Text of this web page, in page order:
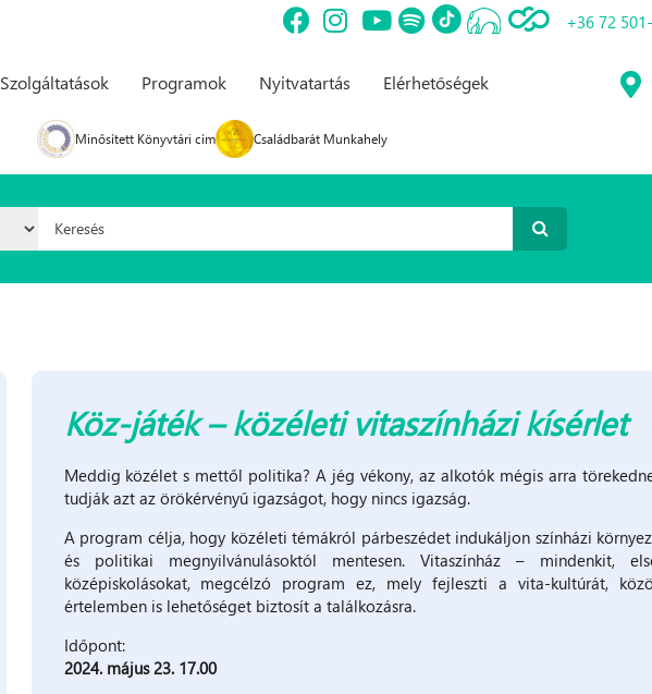
+36 72
Szolgáltatások Programok Nyitvatartás Elérhetőségek
Minősített Könyvtári cím Családbarát Munkahely
Keresés űrlap
Köz-játék – közéleti vitaszínházi kísérlet
Meddig közélet s mettől politika? A jég vékony, az alkotók mégis arra
tudják azt az örökérvényű igazságot, hogy nincs igazság.
A program célja, hogy közéleti témákról párbeszédet indukáljon színházi
és politikai megnyilvánulásoktól mentesen. Vitaszínház – mindenkit,
középiskolásokat, megcélzó program ez, mely fejleszti a vita-kultúrát,
értelemben is lehetőséget biztosít a találkozásra.
Időpont:
2024. május 23. 17.00